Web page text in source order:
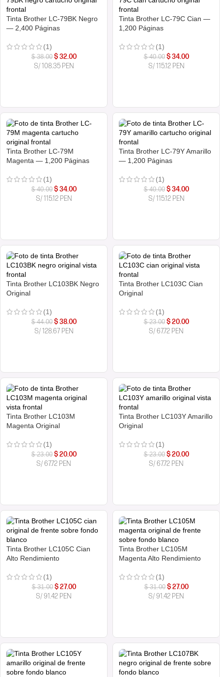
Tinta Brother LC-79BK Negro
— 2,400 Páginas
(1)
$38.00 $32.00
S/ 108.35 PEN
Tinta Brother LC-79C Cian —
1,200 Páginas
(1)
$40.00 $34.00
S/ 115.12 PEN
Tinta Brother LC-79M
Magenta — 1,200 Páginas
(1)
$40.00 $34.00
S/ 115.12 PEN
Tinta Brother LC-79Y Amarillo
— 1,200 Páginas
(1)
$40.00 $34.00
S/ 115.12 PEN
Tinta Brother LC103BK Negro
Original
(1)
$44.00 $38.00
S/ 128.67 PEN
Tinta Brother LC103C Cian
Original
(1)
$23.00 $20.00
S/ 67.72 PEN
Tinta Brother LC103M
Magenta Original
(1)
$23.00 $20.00
S/ 67.72 PEN
Tinta Brother LC103Y Amarillo
Original
(1)
$23.00 $20.00
S/ 67.72 PEN
Tinta Brother LC105C Cian
Alto Rendimiento
(1)
$31.00 $27.00
S/ 91.42 PEN
Tinta Brother LC105M
Magenta Alto Rendimiento
(1)
$31.00 $27.00
S/ 91.42 PEN